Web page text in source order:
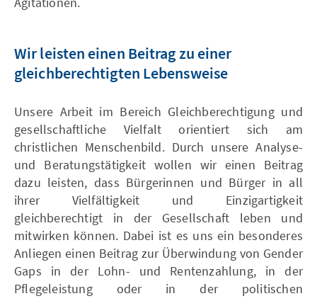
Wir leisten einen Beitrag zu einer
gleichberechtigten Lebensweise
Unsere Arbeit im Bereich Gleichberechtigung und
gesellschaftliche Vielfalt orientiert sich am
christlichen Menschenbild. Durch unsere Analyse-
und Beratungstätigkeit wollen wir einen Beitrag
dazu leisten, dass Bürgerinnen und Bürger in all
ihrer Vielfältigkeit und Einzigartigkeit
gleichberechtigt in der Gesellschaft leben und
mitwirken können. Dabei ist es uns ein besonderes
Anliegen einen Beitrag zur Überwindung von Gender
Gaps in der Lohn- und Rentenzahlung, in der
Pflegeleistung oder in der politischen